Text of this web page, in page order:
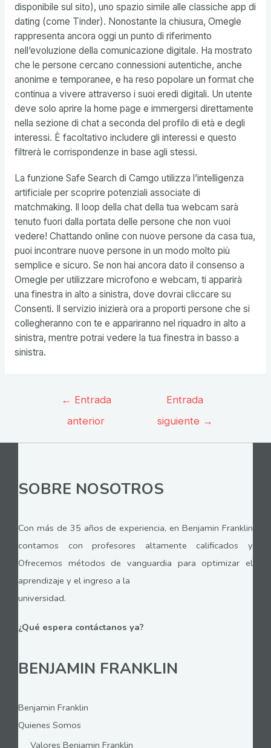
disponibile sul sito), uno spazio simile alle classiche app di
dating (come Tinder). Nonostante la chiusura, Omegle
rappresenta ancora oggi un punto di riferimento
nell’evoluzione della comunicazione digitale. Ha mostrato
che le persone cercano connessioni autentiche, anche
anonime e temporanee, e ha reso popolare un format che
continua a vivere attraverso i suoi eredi digitali. Un utente
deve solo aprire la home page e immergersi direttamente
nella sezione di chat a seconda del profilo di età e degli
interessi. È facoltativo includere gli interessi e questo
filtrerà le corrispondenze in base agli stessi.
La funzione Safe Search di Camgo utilizza l’intelligenza
artificiale per scoprire potenziali associate di
matchmaking. Il loop della chat della tua webcam sarà
tenuto fuori dalla portata delle persone che non vuoi
vedere! Chattando online con nuove persone da casa tua,
puoi incontrare nuove persone in un modo molto più
semplice e sicuro. Se non hai ancora dato il consenso a
Omegle per utilizzare microfono e webcam, ti apparirà
una finestra in alto a sinistra, dove dovrai cliccare su
Consenti. Il servizio inizierà ora a proporti persone che si
collegheranno con te e appariranno nel riquadro in alto a
sinistra, mentre potrai vedere la tua finestra in basso a
sinistra.
Navegación
entradas
← Entrada
anterior
Entrada
siguiente →
SOBRE NOSOTROS
Con más de 35 años de experiencia, en Benjamin Franklin
contamos con profesores altamente calificados y
Ofrecemos métodos de vanguardia para optimizar el
aprendizaje y el ingreso a la
universidad.
¿Qué espera contáctanos ya?
BENJAMIN FRANKLIN
Benjamin Franklin
Quienes Somos
Valores Benjamin Franklin